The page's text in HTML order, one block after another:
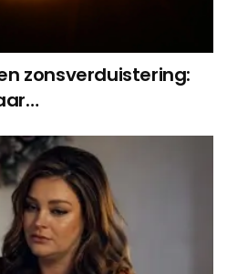
zonsverduistering: